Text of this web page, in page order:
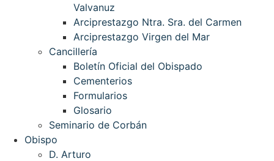
Valvanuz
Arciprestazgo Ntra. Sra. del Carmen
Arciprestazgo Virgen del Mar
Cancillería
Boletín Oficial del Obispado
Cementerios
Formularios
Glosario
Seminario de Corbán
Obispo
D. Arturo